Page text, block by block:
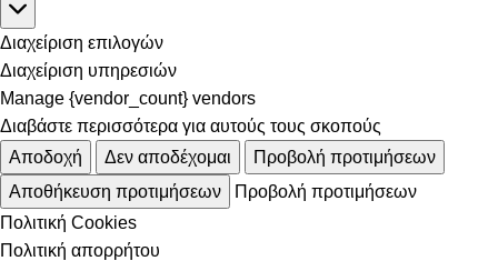
Διαχείριση επιλογών
Διαχείριση υπηρεσιών
Manage {vendor_count} vendors
Διαβάστε περισσότερα για αυτούς τους σκοπούς
Αποδοχή
Δεν αποδέχομαι
Προβολή προτιμήσεων
Αποθήκευση προτιμήσεων
Προβολή προτιμήσεων
Πολιτική Cookies
Πολιτική απορρήτου